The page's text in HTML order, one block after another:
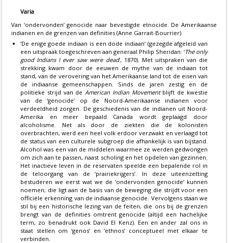
Varia
Van ‘ondervonden’ genocide naar bevestigde etnocide. De Amerikaanse
indianen en de grenzen van definities (Anne Garrait-Bourrier)
‘De enige goede indiaan is een dode indiaan’ (gezegde afgeleid van
een uitspraak toegeschreven aan generaal Philip Sheridan: ‘The only
good Indians I ever saw were dead’, 1870). Met uitspraken van die
strekking kwam door de eeuwen de mythe van de indiaan tot
stand, van de verovering van het Amerikaanse land tot de eisen van
de indiaanse gemeenschappen. Sinds de jaren zestig en de
politieke strijd van deAmerican Indian Movementblijft de kwestie
van de ‘genocide’ op de Noord-Amerikaanse indianen voor
verdeeldheid zorgen. De geschiedenis van de indianen uit Noord-
Amerika en meer bepaald Canada wordt geplaagd door
alcoholisme. Net als door de ziekten die de kolonisten
overbrachten, werd een heel volk erdoor verzwakt en verlaagd tot
de status van een culturele subgroep die afhankelijk is van bijstand.
Alcohol was een van de middelen waarmee ze werden gedwongen
om zich aan te passen, naast scholing en het opdelen van gezinnen.
Het inactieve leven in de reservaten speelde een bepalende rol in
de teloorgang van de ‘prairiekrijgers’. In deze uiteenzetting
bestuderen we eerst wat we de ‘ondervonden genocide’ kunnen
noemen; die ligt aan de basis van de beweging die strijdt voor een
officiële erkenning van de indiaanse genocide. Vervolgens staan we
stil bij een historische lezing van de feiten, die ons bij de grenzen
brengt van de definities omtrent genocide (altijd een hachelijke
term, zo benadrukt ook David El Kenz). Een en ander zal ons in
staat stellen om ‘genos’ en ‘ethnos’ conceptueel met elkaar te
verbinden.